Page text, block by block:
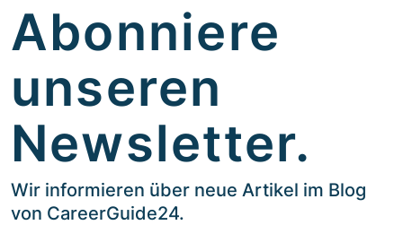
Abonniere
unseren
Newsletter.
Wir informieren über neue Artikel im Blog
von CareerGuide24.